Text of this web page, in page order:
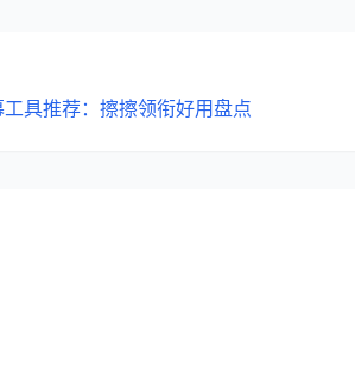
具推荐：擦擦领衔好用盘点